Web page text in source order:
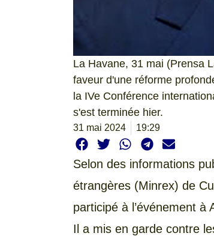
La Havane, 31 mai (Prensa
faveur d'une réforme
la IVe Conférence
s'est terminée hier.
31 mai 2024 19:29
Selon des informations
étrangères (Minrex) de
participé à l’événement à
Il a mis en garde contre